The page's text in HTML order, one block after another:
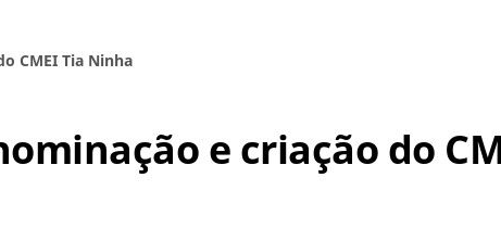
CMEI Tia Ninha
e criação do